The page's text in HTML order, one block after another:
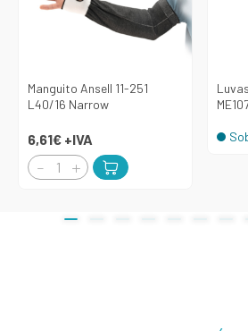
Manguito Ansell 11-251
L40/16 Narrow
6,61€ +IVA